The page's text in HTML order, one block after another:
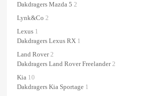
Dakdragers Mazda 5 2
Lynk&Co 2
Lexus 1
Dakdragers Lexus RX 1
Land Rover 2
Dakdragers Land Rover Freelander 2
Kia 10
Dakdragers Kia Sportage 1